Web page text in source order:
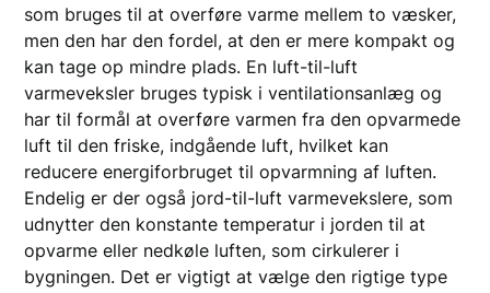
som bruges til at overføre varme mellem to væsker,
men den har den fordel, at den er mere kompakt og
kan tage op mindre plads. En luft-til-luft
varmeveksler bruges typisk i ventilationsanlæg og
har til formål at overføre varmen fra den opvarmede
luft til den friske, indgående luft, hvilket kan
reducere energiforbruget til opvarmning af luften.
Endelig er der også jord-til-luft varmevekslere, som
udnytter den konstante temperatur i jorden til at
opvarme eller nedkøle luften, som cirkulerer i
bygningen. Det er vigtigt at vælge den rigtige type